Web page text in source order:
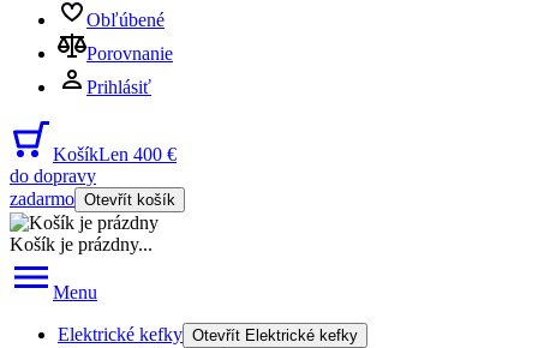
Obľúbené
Porovnanie
Prihlásiť
KošíkLen 400 €
do dopravy
zadarmo Otevřít košík
Košík je prázdny...
Menu
Elektrické kefky Otevřít Elektrické kefky